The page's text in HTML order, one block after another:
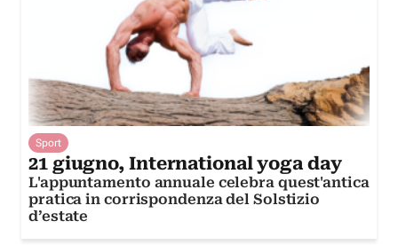
Sport
21 giugno, International yoga day
L'appuntamento annuale celebra quest'antica
pratica in corrispondenza del Solstizio
d’estate